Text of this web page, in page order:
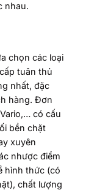
nhau.
chọn các loại
tuân thủ
nhất, đặc
hàng. Đơn
có cấu
bền chặt
xuyên
nhược điểm
hình thức (có
chất lượng